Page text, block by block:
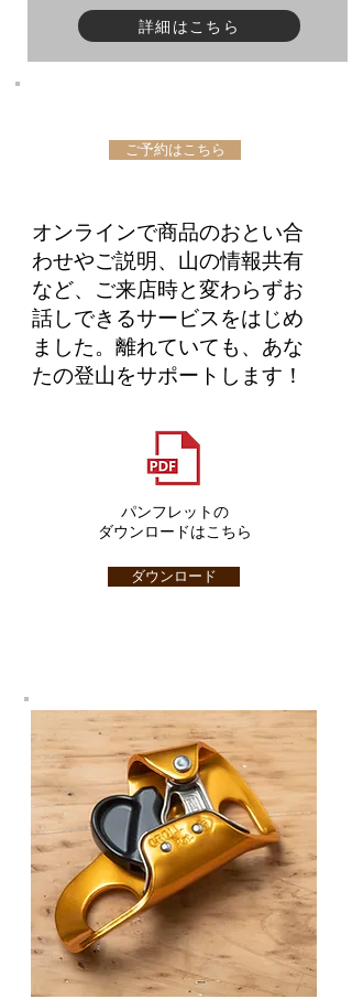
詳細はこちら
ご予約はこちら
​オンラインで商品のおとい合
わせやご説明、山の情報共有
など、ご来店時と変わらずお
話しできるサービスをはじめ
ました。離れていても、あな
たの登山をサポートします！
​パンフレットの
ダウンロードはこちら
ダウンロード